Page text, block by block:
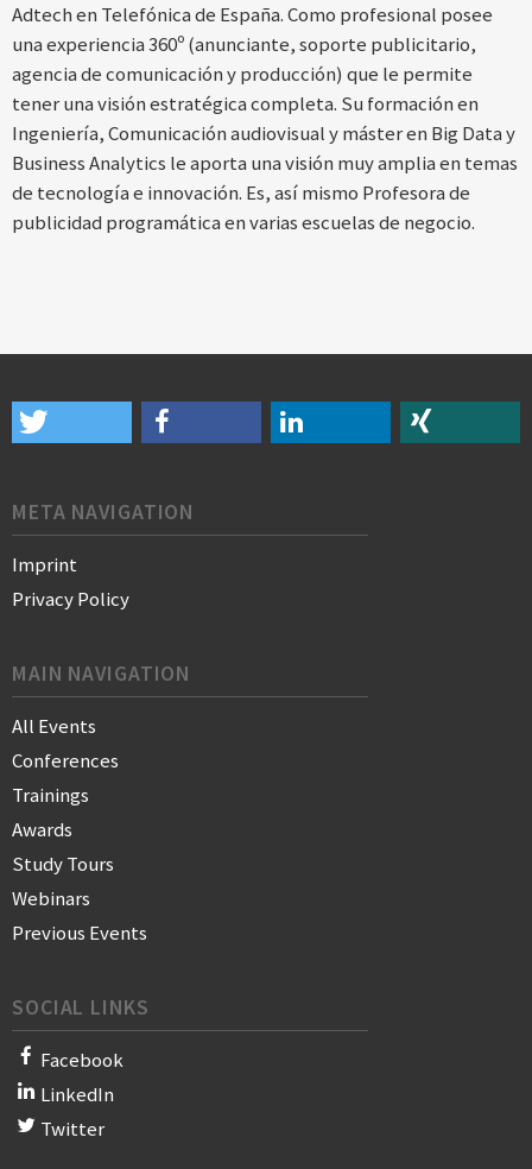
Adtech en Telefónica de España. Como profesional posee
una experiencia 360º (anunciante, soporte publicitario,
agencia de comunicación y producción) que le permite
tener una visión estratégica completa. Su formación en
Ingeniería, Comunicación audiovisual y máster en Big Data y
Business Analytics le aporta una visión muy amplia en temas
de tecnología e innovación. Es, así mismo Profesora de
publicidad programática en varias escuelas de negocio.
META NAVIGATION
Imprint
Privacy Policy
MAIN NAVIGATION
All Events
Conferences
Trainings
Awards
Study Tours
Webinars
Previous Events
SOCIAL LINKS
Facebook
LinkedIn
Twitter